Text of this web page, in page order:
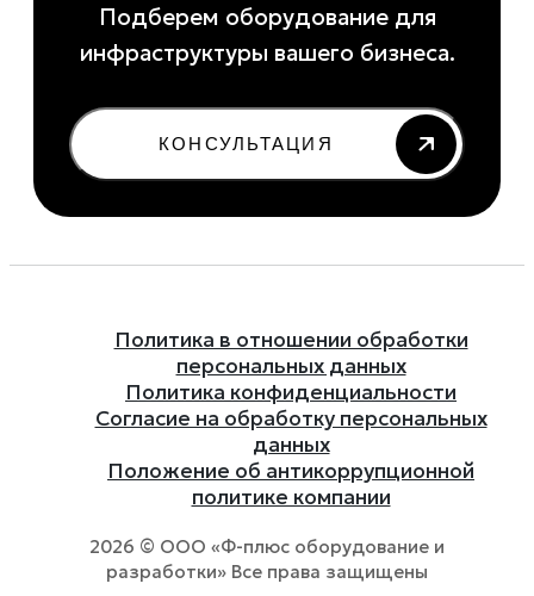
Подберем оборудование для
инфраструктуры вашего бизнеса.
КОНСУЛЬТАЦИЯ
Политика в отношении обработки
персональных данных
Политика конфиденциальности
Согласие на обработку персональных
данных
Положение об антикоррупционной
политике компании
2026 © ООО «Ф-плюс оборудование и
разработки» Все права защищены